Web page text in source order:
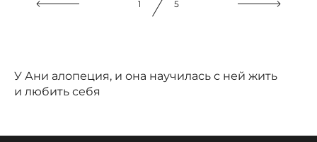
У Ани алопеция, и она научилась с ней жить
и любить себя
1 5